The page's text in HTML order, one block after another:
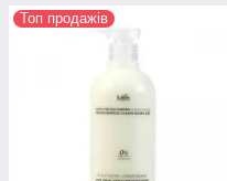
Топ продажів